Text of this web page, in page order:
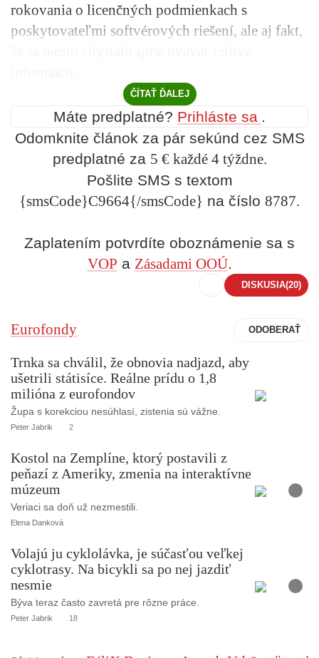
rokovania o licenčných podmienkach s
poskytovateľmi softvérových riešení, ale aj fakt,
ČÍTAŤ ĎALEJ
Máte predplatné? Prihláste sa .
Odomknite článok za pár sekúnd cez SMS
predplatné za 5 € každé 4 týždne.
Pošlite SMS s textom
{smsCode}C9664{/smsCode} na číslo 8787.
Zaplatením potvrdíte oboznámenie sa s
VOP a Zásadami OOÚ.
DISKUSIA(20)
Eurofondy
Trnka sa chválil, že obnovia nadjazd, aby
ušetrili státisíce. Reálne prídu o 1,8
milióna z eurofondov
Župa s korekciou nesúhlasí, zistenia sú vážne.
Peter Jabrik 2
o
t
Kostol na Zemplíne, ktorý postavili z
peňazí z Ameriky, zmenia na interaktívne
múzeum
Veriaci sa doň už nezmestili.
Elena Danková
o
t
Volajú ju cyklolávka, je súčasťou veľkej
cyklotrasy. Na bicykli sa po nej jazdiť
nesmie
Býva teraz často zavretá pre rôzne práce.
Peter Jabrik 18